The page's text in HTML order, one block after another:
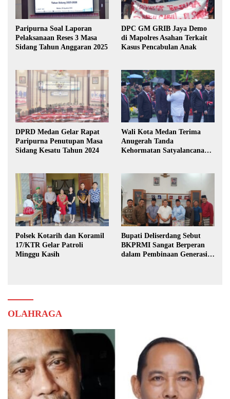
Paripurna Soal Laporan
Pelaksanaan Reses 3 Masa
Sidang Tahun Anggaran 2025
DPC GM GRIB Jaya Demo
di Mapolres Asahan Terkait
Kasus Pencabulan Anak
DPRD Medan Gelar Rapat
Paripurna Penutupan Masa
Sidang Kesatu Tahun 2024
Wali Kota Medan Terima
Anugerah Tanda
Kehormatan Satyalancana
Polsek Kotarih dan Koramil
17/KTR Gelar Patroli
Minggu Kasih
Bupati Deliserdang Sebut
BKPRMI Sangat Berperan
dalam Pembinaan Generasi
OLAHRAGA